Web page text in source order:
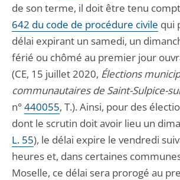
de son terme, il doit être tenu
642 du code de procédure civile qui
délai expirant un samedi, un
férié ou chômé au premier jour
(CE, 15 juillet 2020, Élections
communautaires de Saint-Sulpice-
n°440055, T.). Ainsi, pour des
dont le scrutin doit avoir lieu un
L. 55), le délai expire le vendredi
heures et, dans certaines
Moselle, ce délai sera prorogé au